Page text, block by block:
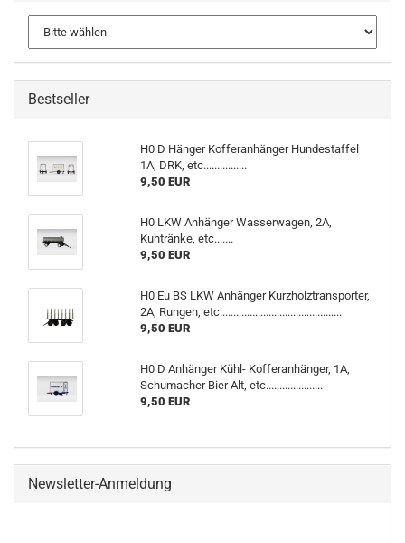
Bestseller
H0 D Hänger Kofferanhänger Hundestaffel
1A, DRK, etc................
9,50 EUR
H0 LKW Anhänger Wasserwagen, 2A,
Kuhtränke, etc.......
9,50 EUR
H0 Eu BS LKW Anhänger Kurzholztransporter,
2A, Rungen, etc.............................................
9,50 EUR
H0 D Anhänger Kühl- Kofferanhänger, 1A,
Schumacher Bier Alt, etc.....................
9,50 EUR
Newsletter-Anmeldung